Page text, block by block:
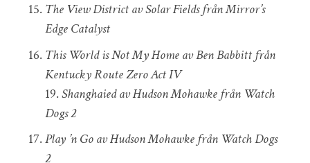
The View District av Solar Fields från Mirror’s
Edge Catalyst
This World is Not My Home av Ben Babbitt från
Kentucky Route Zero Act IV
19.Shanghaied av Hudson Mohawke från Watch
Dogs 2
Play ’n Go av Hudson Mohawke från Watch Dogs
2